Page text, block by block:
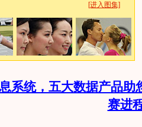
[进入图集]
系统，五大数据产品助
赛进